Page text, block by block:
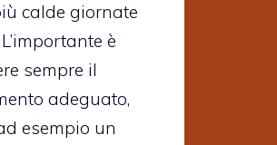
calde giornate
è
sempre il
adeguato,
esempio un